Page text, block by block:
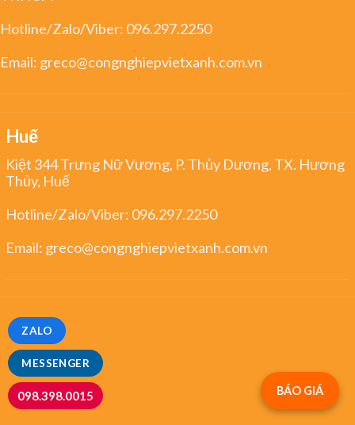
MESSENGER
ZALO
098.398.0015
Hotline/Zalo/Viber: 096.297.2250
Email: greco@congnghiepvietxanh.com.vn
Huế
Kiệt 344 Trưng Nữ Vương, P. Thủy Dương, TX. Hương
Thủy, Huế
Hotline/Zalo/Viber: 096.297.2250
Email: greco@congnghiepvietxanh.com.vn
BÁO GIÁ